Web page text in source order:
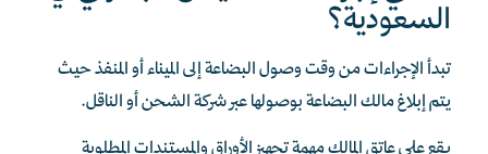
السعودية؟
تبدأ الإجراءات من وقت وصول البضاعة إلى الميناء أو المنفذ حيث
يتم إبلاغ مالك البضاعة بوصولها عبر شركة الشحن أو الناقل.